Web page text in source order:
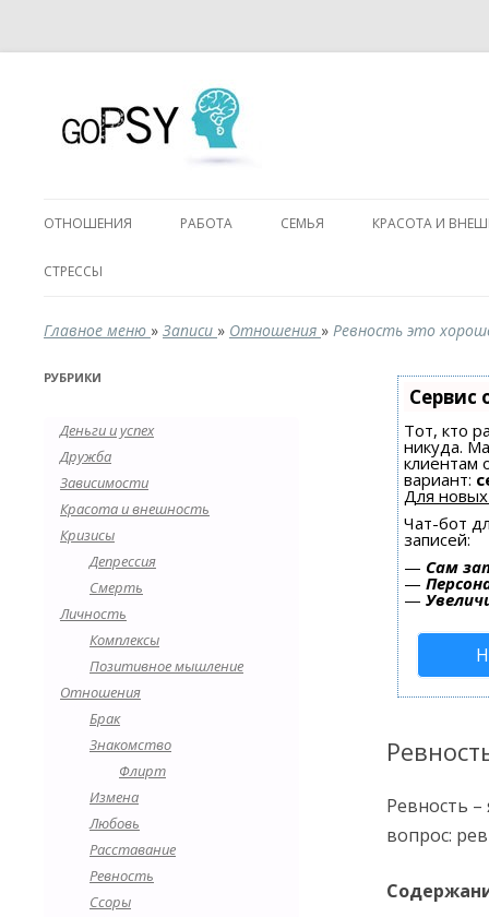
ОТНОШЕНИЯ РАБОТА СЕМЬЯ КРАСОТА И
СТРЕССЫ
Главное меню » Записи » Отношения » Ревность это
РУБРИКИ
Деньги и успех
Дружба
Зависимости
Красота и внешность
Кризисы
Депрессия
Смерть
Личность
Комплексы
Позитивное мышление
Отношения
Брак
Знакомство
Флирт
Измена
Любовь
Расставание
Ревность
Ссоры
Сервис
Тот, кто
никуда.
клиентам
вариант:
Для
Чат-бот
записей:
— Сам
—
—
Ревность
вопрос: